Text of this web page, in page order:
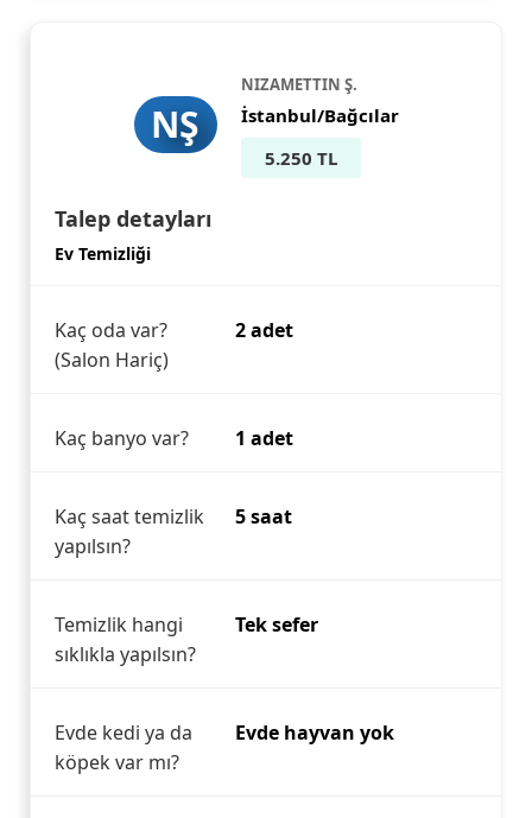
NŞ
NIZAMETTIN Ş.
İstanbul/Bağcılar
5.250 TL
Talep detayları
Ev Temizliği
Kaç oda var?
(Salon Hariç)
2 adet
Kaç banyo var? 1 adet
Kaç saat temizlik
yapılsın?
5 saat
Temizlik hangi
sıklıkla yapılsın?
Tek sefer
Evde kedi ya da
köpek var mı?
Evde hayvan yok